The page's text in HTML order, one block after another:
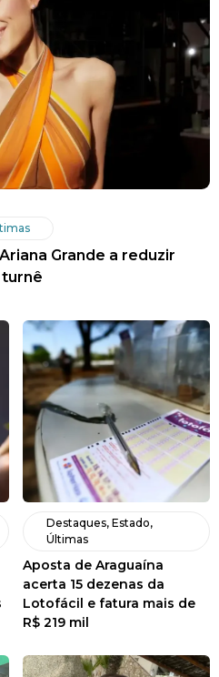
Grande a reduzir
Destaques, Estado,
Últimas
Aposta de Araguaína
acerta 15 dezenas da
Lotofácil e fatura mais de
R$ 219 mil